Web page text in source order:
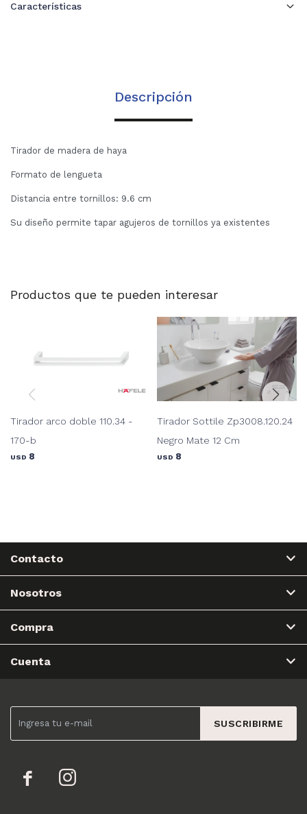
Características
Descripción
Tirador de madera de haya
Formato de lengueta
Distancia entre tornillos: 9.6 cm
Su diseño permite tapar agujeros de tornillos ya existentes
Productos que te pueden interesar
Tirador arco doble 110.34 -
170-b
USD 8
Tirador Sottile Zp3008.120.24
Negro Mate 12 Cm
USD 8
SUSCRIBIRME
 
Contacto
Nosotros
Compra
Cuenta